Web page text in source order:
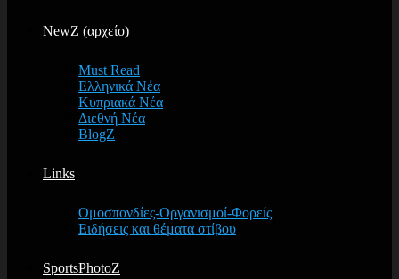
NewZ (αρχείο)
Must Read
Ελληνικά Νέα
Κυπριακά Νέα
Διεθνή Νέα
BlogZ
Links
Ομοσπονδίες-Οργανισμοί-Φορείς
Ειδήσεις και θέματα στίβου
SportsPhotoZ